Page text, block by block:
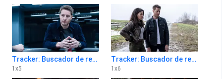
Tracker: Buscador de recompensas 1x5
1 x5
Tracker: Buscador de recompensas 1x6
1 x6